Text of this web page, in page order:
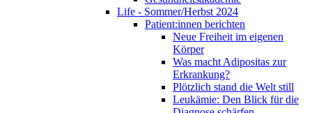
Life - Sommer/Herbst 2024
Patient:innen berichten
Neue Freiheit im eigenen
Körper
Was macht Adipositas zur
Erkrankung?
Plötzlich stand die Welt still
Leukämie: Den Blick für die